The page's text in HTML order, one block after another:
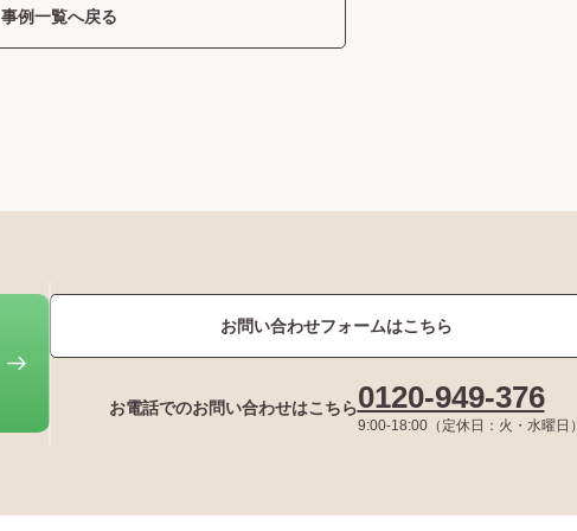
事例一覧へ戻る
お問い合わせフォームはこちら
お電話でのお問い合わせはこちら0120-949-376
9:00-18:00（定休日：火・水曜日）